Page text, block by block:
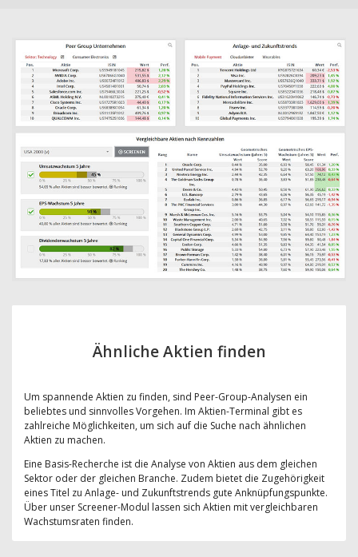
Ähnliche Aktien finden
Um spannende Aktien zu finden, sind Peer-Group-Analysen ein
beliebtes und sinnvolles Vorgehen. Im Aktien-Terminal gibt es
zahlreiche Möglichkeiten, um sich auf die Suche nach ähnlichen
Aktien zu machen.
Eine Basis-Recherche ist die Analyse von Aktien aus dem gleichen
Sektor oder der gleichen Branche. Zudem bietet die Zugehörigkeit
eines Titel zu Anlage- und Zukunftstrends gute Anknüpfungspunkte.
Über unser Screener-Modul lassen sich Aktien mit vergleichbaren
Wachstumsraten finden.